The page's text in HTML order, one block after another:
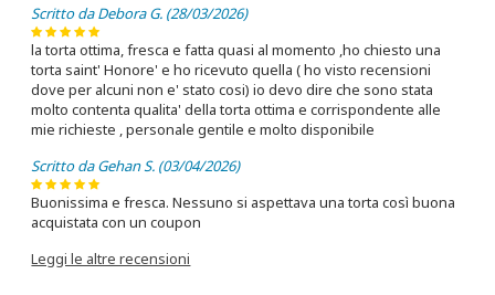
Scritto da Debora G. (28/03/2026)
la torta ottima, fresca e fatta quasi al momento ,ho chiesto una
torta saint' Honore' e ho ricevuto quella ( ho visto recensioni
dove per alcuni non e' stato cosi) io devo dire che sono stata
molto contenta qualita' della torta ottima e corrispondente alle
mie richieste , personale gentile e molto disponibile
Scritto da Gehan S. (03/04/2026)
Buonissima e fresca. Nessuno si aspettava una torta così buona
acquistata con un coupon
Leggi le altre recensioni